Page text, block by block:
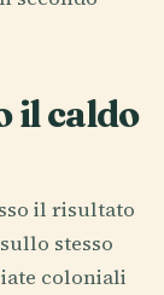
il caldo
il risultato
stesso
coloniali